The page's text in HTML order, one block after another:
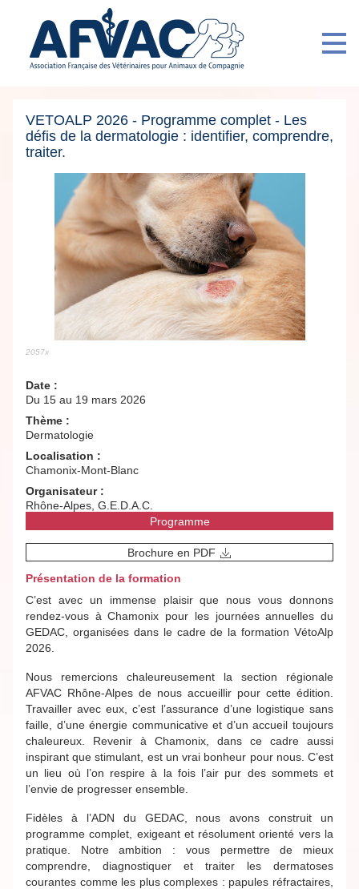
VETOALP 2026 - Programme complet - Les
défis de la dermatologie : identifier, comprendre,
traiter.
2057x
Date :
Du 15 au 19 mars 2026
Thème :
Dermatologie
Localisation :
Chamonix-Mont-Blanc
Organisateur :
Rhône-Alpes, G.E.D.A.C.
Programme
Brochure en PDF
Présentation de la formation
C’est avec un immense plaisir que nous vous donnons
rendez-vous à Chamonix pour les journées annuelles du
GEDAC, organisées dans le cadre de la formation VétoAlp
2026.
Nous remercions chaleureusement la section régionale
AFVAC Rhône-Alpes de nous accueillir pour cette édition.
Travailler avec eux, c’est l’assurance d’une logistique sans
faille, d’une énergie communicative et d’un accueil toujours
chaleureux. Revenir à Chamonix, dans ce cadre aussi
inspirant que stimulant, est un vrai bonheur pour nous. C’est
un lieu où l’on respire à la fois l’air pur des sommets et
l’envie de progresser ensemble.
Fidèles à l’ADN du GEDAC, nous avons construit un
programme complet, exigeant et résolument orienté vers la
pratique. Notre ambition : vous permettre de mieux
comprendre, diagnostiquer et traiter les dermatoses
courantes comme les plus complexes : papules réfractaires,